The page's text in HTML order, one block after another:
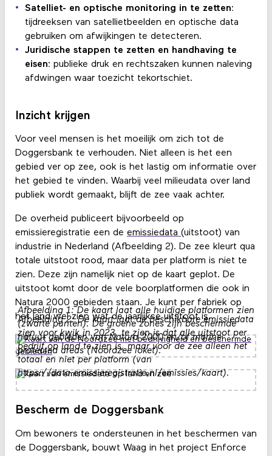
Satelliet- en optische monitoring in te zetten:
tijdreeksen van satellietbeelden en optische data
gebruiken om afwijkingen te detecteren.
Juridische stappen te zetten en handhaving te
eisen: publieke druk en rechtszaken kunnen naleving
afdwingen waar toezicht tekortschiet.
Inzicht krijgen
Voor veel mensen is het moeilijk om zich tot de
Doggersbank te verhouden. Niet alleen is het een
gebied ver op zee, ook is het lastig om informatie over
het gebied te vinden. Waarbij veel milieudata over land
publiek wordt gemaakt, blijft de zee vaak achter.
De overheid publiceert bijvoorbeeld op
emissieregistratie een de emissiedata (uitstoot) van
industrie in Nederland (Afbeelding 2). De zee kleurt qua
totale uitstoot rood, maar data per platform is niet te
zien. Deze zijn namelijk niet op de kaart geplot. De
uitstoot komt door de vele boorplatformen die ook in
Natura 2000 gebieden staan. Je kunt per fabriek op
het land wel zien wat de jaarlijkse uitstoot is.
Afbeelding 1: De kaart laat alle huidige platformen zien
(zwarte punten). De groene zones zijn beschermde
natuur gebieden van Natura 2000 en/of marine
protected areas (Noordzee loket).
Afbeelding 2: De kaart laat de beschikbare emissiedata
zien voor kwik in 2023, te zien is dat alle uitstoot per
bedrijf op land te zien is, maar voor de zee alleen het
totaal en niet per platform (van
https://data.emissieregistratie.nl/emissies/kaart).
Bescherm de Doggersbank
Om bewoners te ondersteunen in het beschermen van
de Doggersbank, bouwt Waag in het project Enforce